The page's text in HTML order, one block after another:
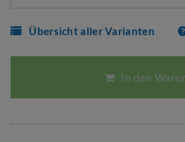
Übersicht aller Varianten
In den